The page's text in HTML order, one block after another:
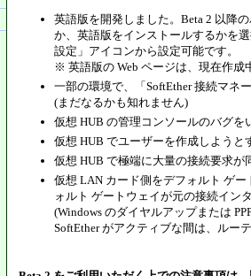
英語版を開発しました。Beta 2 以降
か、英語版をインストールするかを
設定」アイコンから設定可能です。
※ 英語版の Web ページは、現在作成
一部の環境で、「SoftEther 接続マネ
(まだなるかも知れません)
仮想 HUB の管理コンソールのバグを
仮想 HUB でユーザーを作成しようと
仮想 HUB で極端に大量の接続要求が
仮想 LAN カード側をデフォルト ゲ
ォルト ゲートウェイが元の接続イン
(Windows のダイヤルアップまたは
SoftEther がアクティブな間は、ルー